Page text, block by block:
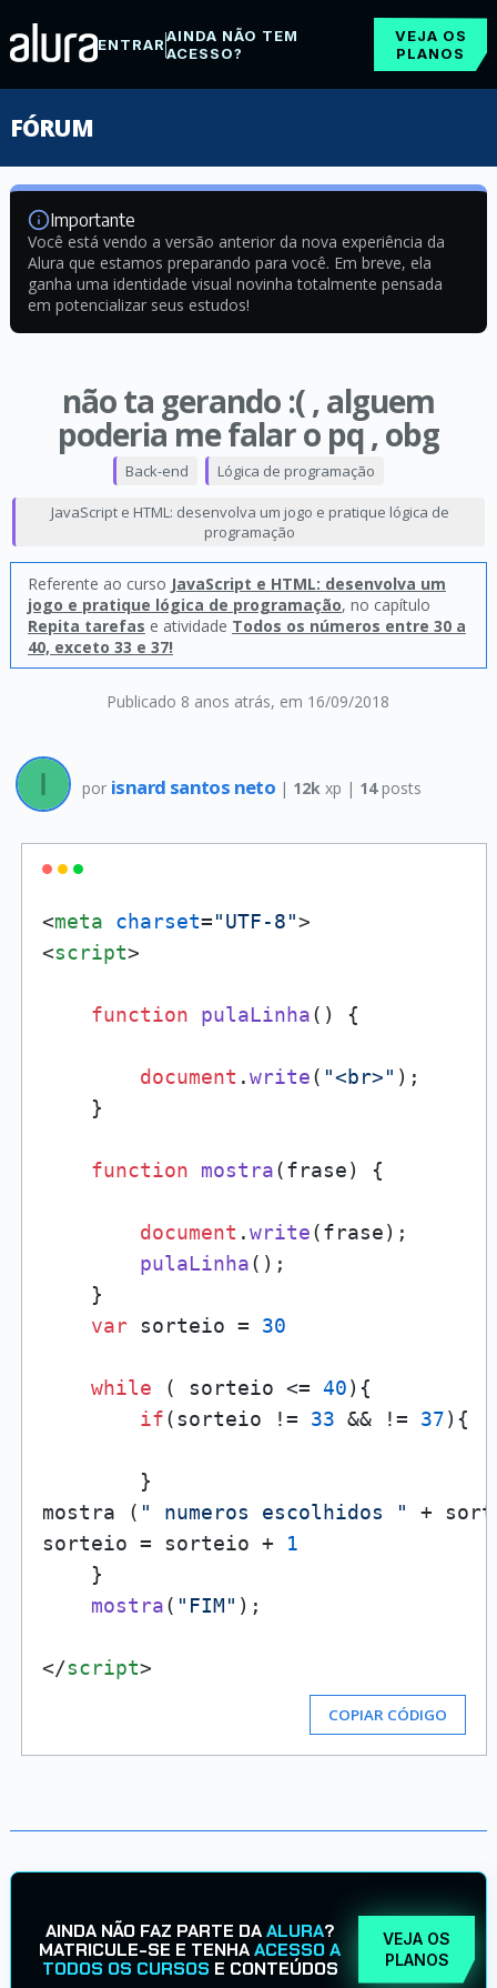
ENTRARAINDA NÃO TEM
ACESSO?
VEJA OS
PLANOS
FÓRUM
Importante
Você está vendo a versão anterior da nova experiência da
Alura que estamos preparando para você. Em breve, ela
ganha uma identidade visual novinha totalmente pensada
em potencializar seus estudos!
não ta gerando :( , alguem
poderia me falar o pq , obg
Publicado 8 anos atrás, em 16/09/2018
Back-end Lógica de programação
JavaScript e HTML: desenvolva um jogo e pratique lógica de
programação
Referente ao curso JavaScript e HTML: desenvolva um
jogo e pratique lógica de programação, no capítulo
Repita tarefas e atividade Todos os números entre 30 a
40, exceto 33 e 37!
por isnard santos neto | 12k xp | 14posts
<meta charset="UTF-8">
<script>
function pulaLinha( ) {
document .write( "<br>" );
    }
function mostra(frase) {
document .write(frase);
pulaLinha();
    }
var sorteio = 30
while ( sorteio <= 40){
if(sorteio != 33 && != 37){
        }
mostra ( " numeros escolhidos "
+
sorteio = sorteio + 1
    }
mostra( "FIM" );
</script>
COPIAR CÓDIGO
AINDA NÃO FAZ PARTE DAALURA?
MATRICULE-SE E TENHAACESSO A
TODOS OS CURSOS E CONTEÚDOS
VEJA OS
PLANOS